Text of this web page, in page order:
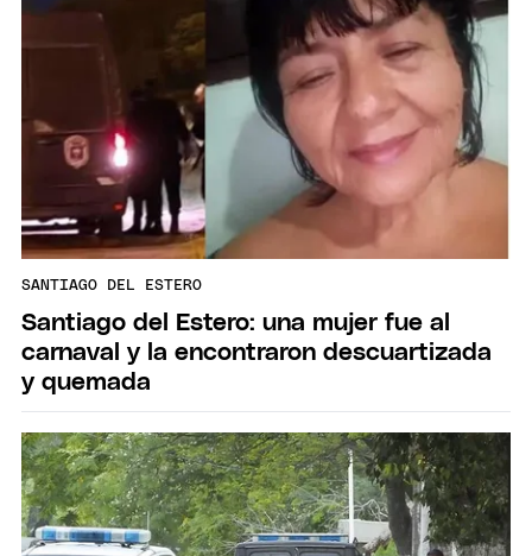
SANTIAGO DEL ESTERO
Santiago del Estero: una mujer fue al
carnaval y la encontraron descuartizada
y quemada